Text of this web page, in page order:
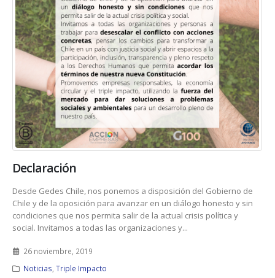
Declaración
Desde Gedes Chile, nos ponemos a disposición del Gobierno de
Chile y de la oposición para avanzar en un diálogo honesto y sin
condiciones que nos permita salir de la actual crisis política y
social. Invitamos a todas las organizaciones y...
26 noviembre, 2019
Noticias, Triple Impacto